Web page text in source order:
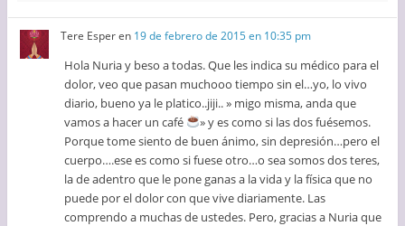
Tere Esperen 19 de febrero de 2015 en 10:35 pm
Hola Nuria y beso a todas. Que les indica su médico para el
dolor, veo que pasan muchooo tiempo sin el…yo, lo vivo
diario, bueno ya le platico..jiji.. » migo misma, anda que
vamos a hacer un café
» y es como si las dos fuésemos.
Porque tome siento de buen ánimo, sin depresión…pero el
cuerpo….ese es como si fuese otro…o sea somos dos teres,
la de adentro que le pone ganas a la vida y la física que no
puede por el dolor con que vive diariamente. Las
comprendo a muchas de ustedes. Pero, gracias a Nuria que